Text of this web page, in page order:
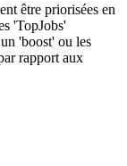
être priorisées en
'TopJobs'
'boost' ou les
rapport aux